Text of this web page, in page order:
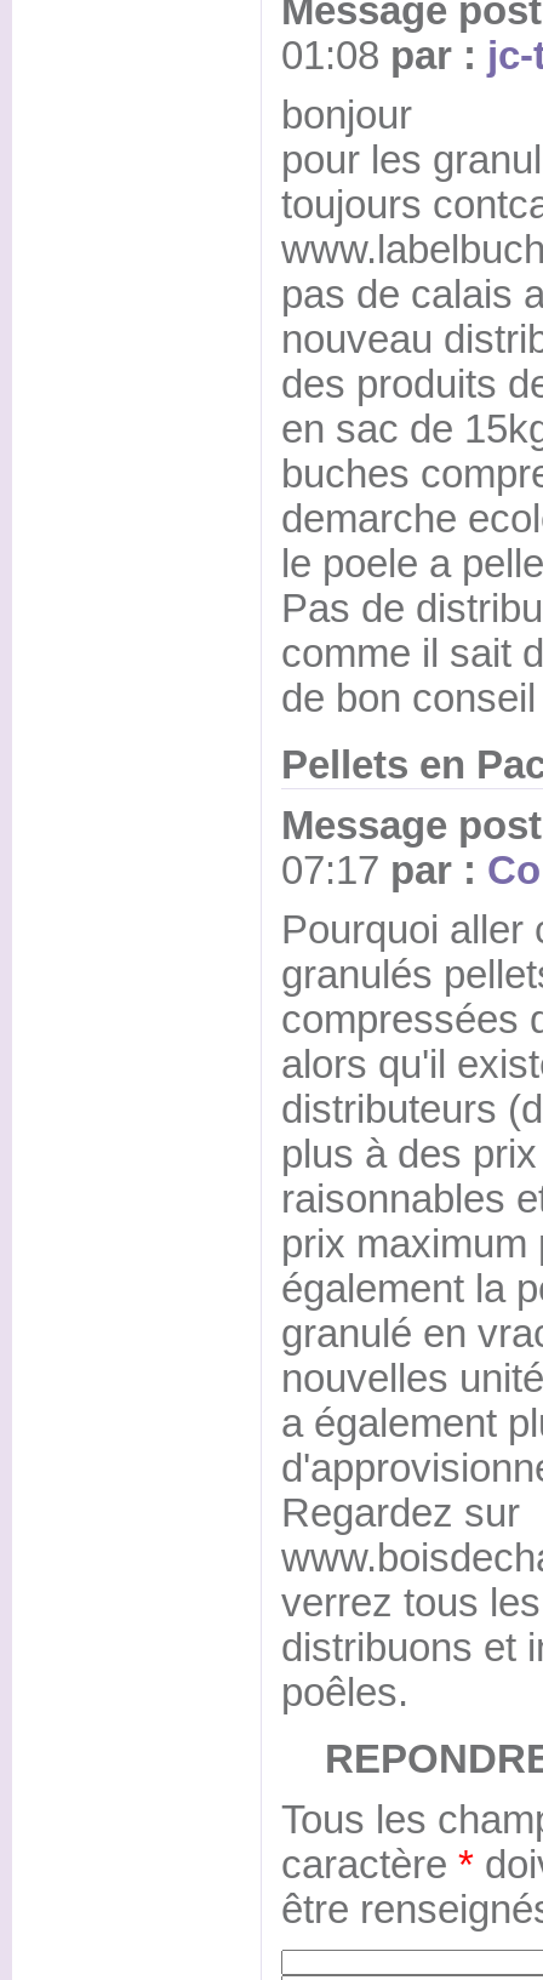
Message
01:08 par :
bonjour
pour les
toujours
pas de calais
nouveau
des produits
en sac de
buches
demarche
le poele a
Pas de
comme il sait
de bon
Pellets en
Message
07:17 par :
Pourquoi aller
granulés
compressées
alors qu'il
distributeurs
plus à des
raisonnables
prix maximum
également la
granulé en
nouvelles
a également
Regardez sur
verrez tous
distribuons et
poêles.
Tous les
caractère *
être